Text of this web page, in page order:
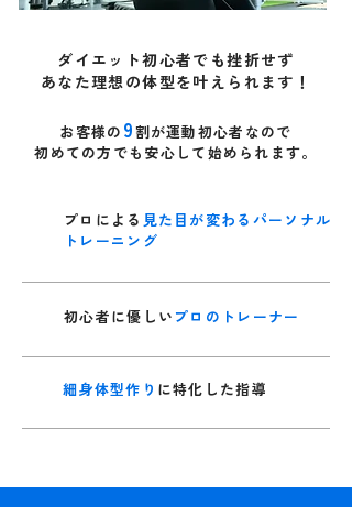
ダイエット初心者でも挫折せず
​あなた理想の体型を叶えられます！
お客様の 9割が運動初心者 なので
初めての方でも​安心して始められます。
プロによる 見た目が変わるパーソナル
トレーニング
初心者に優しい プロのトレーナー
細身体型作り に特化した指導